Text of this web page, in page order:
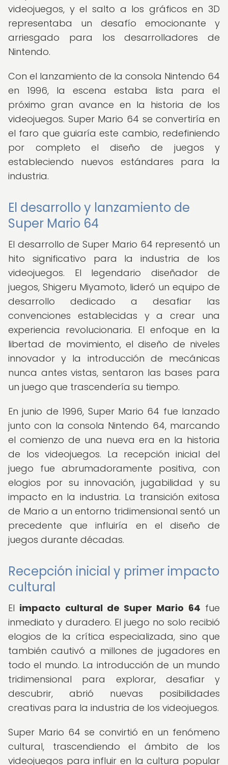
videojuegos, y el salto a los gráficos en 3D
representaba un desafío emocionante y
arriesgado para los desarrolladores de
Nintendo.
Con el lanzamiento de la consola Nintendo 64
en 1996, la escena estaba lista para el
próximo gran avance en la historia de los
videojuegos. Super Mario 64 se convertiría en
el faro que guiaría este cambio, redefiniendo
por completo el diseño de juegos y
estableciendo nuevos estándares para la
industria.
El desarrollo y lanzamiento de
Super Mario 64
El desarrollo de Super Mario 64 representó un
hito significativo para la industria de los
videojuegos. El legendario diseñador de
juegos, Shigeru Miyamoto, lideró un equipo de
desarrollo dedicado a desafiar las
convenciones establecidas y a crear una
experiencia revolucionaria. El enfoque en la
libertad de movimiento, el diseño de niveles
innovador y la introducción de mecánicas
nunca antes vistas, sentaron las bases para
un juego que trascendería su tiempo.
En junio de 1996, Super Mario 64 fue lanzado
junto con la consola Nintendo 64, marcando
el comienzo de una nueva era en la historia
de los videojuegos. La recepción inicial del
juego fue abrumadoramente positiva, con
elogios por su innovación, jugabilidad y su
impacto en la industria. La transición exitosa
de Mario a un entorno tridimensional sentó un
precedente que influiría en el diseño de
juegos durante décadas.
Recepción inicial y primer impacto
cultural
El impacto cultural de Super Mario 64 fue
inmediato y duradero. El juego no solo recibió
elogios de la crítica especializada, sino que
también cautivó a millones de jugadores en
todo el mundo. La introducción de un mundo
tridimensional para explorar, desafiar y
descubrir, abrió nuevas posibilidades
creativas para la industria de los videojuegos.
Super Mario 64 se convirtió en un fenómeno
cultural, trascendiendo el ámbito de los
videojuegos para influir en la cultura popular